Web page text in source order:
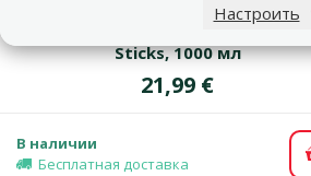
Настроить
Корм для рыбок – Tetra Cichlid
Sticks, 1000 мл
Оценка 0%
Цена
21,99 €
В наличии
Бесплатная доставка